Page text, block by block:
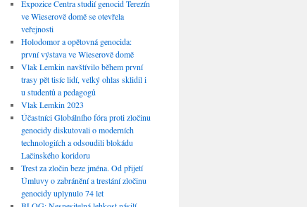
Expozice Centra studií genocid Terezín
ve Wieserově domě se otevřela
veřejnosti
Holodomor a opětovná genocida:
první výstava ve Wieserově domě
Vlak Lemkin navštívilo během první
trasy pět tisíc lidí, velký ohlas sklidil i
u studentů a pedagogů
Vlak Lemkin 2023
Účastníci Globálního fóra proti zločinu
genocidy diskutovali o moderních
technologiích a odsoudili blokádu
Lačinského koridoru
Trest za zločin beze jména. Od přijetí
Úmluvy o zabránění a trestání zločinu
genocidy uplynulo 74 let